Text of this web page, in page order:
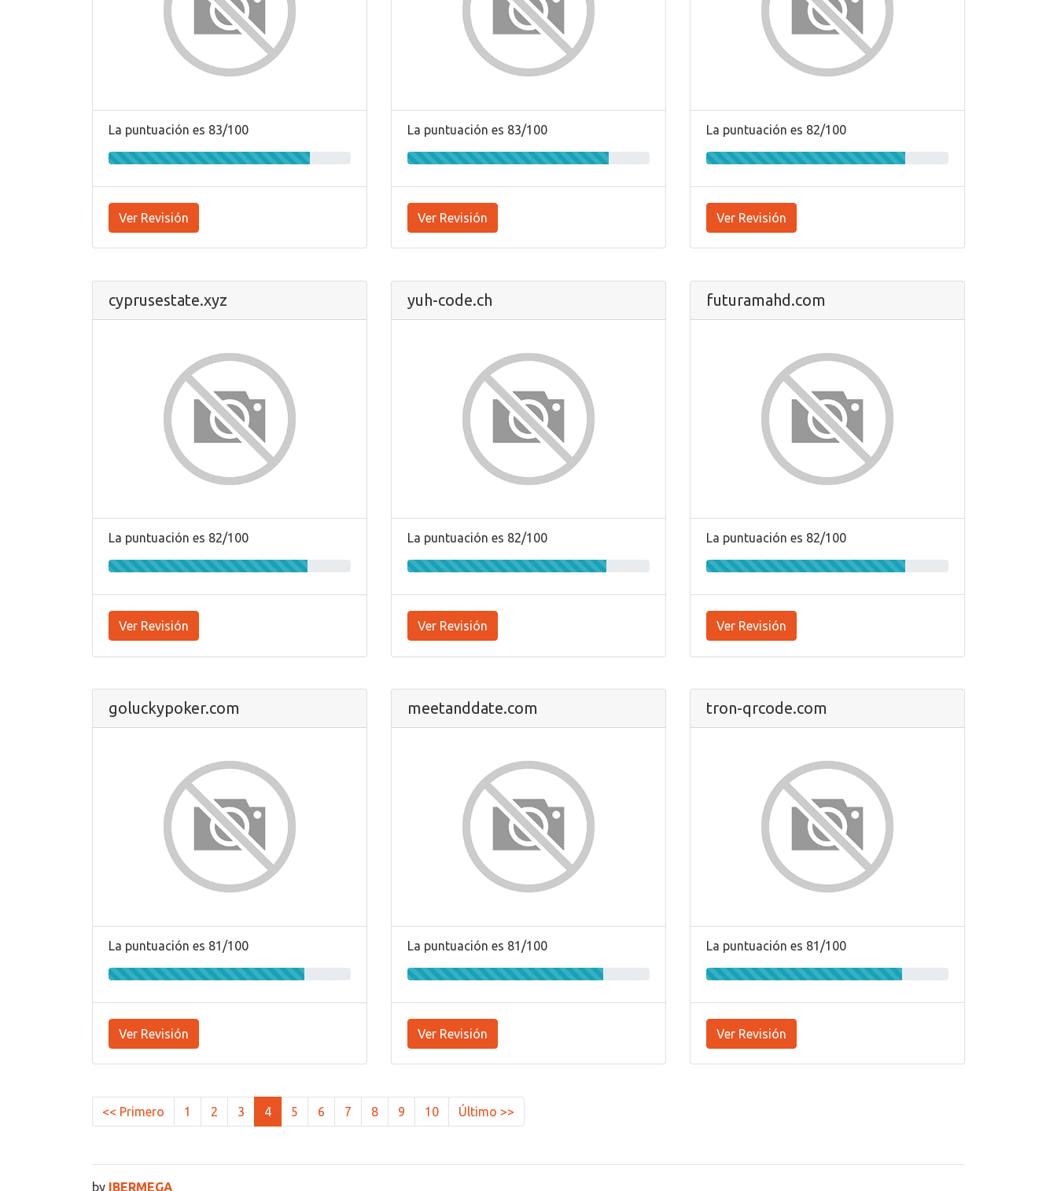
La puntuación es 83/100
Ver Revisión
La puntuación es 83/100
Ver Revisión
La puntuación es 82/100
Ver Revisión
cyprusestate.xyz
La puntuación es 82/100
Ver Revisión
yuh-code.ch
La puntuación es 82/100
Ver Revisión
futuramahd.com
La puntuación es 82/100
Ver Revisión
goluckypoker.com
La puntuación es 81/100
Ver Revisión
meetanddate.com
La puntuación es 81/100
Ver Revisión
tron-qrcode.com
La puntuación es 81/100
Ver Revisión
<< Primero 1 2 3 4 5 6 7 8 9 10 Último >>
by IBERMEGA